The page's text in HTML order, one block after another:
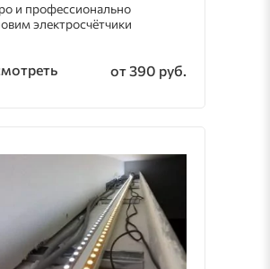
и профессионально
электросчётчики
от 390 руб.